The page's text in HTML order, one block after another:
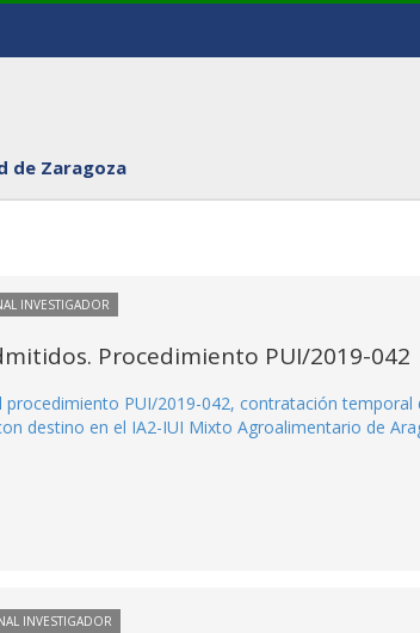
de Zaragoza
INVESTIGADOR
Procedimiento PUI/2019-042
PUI/2019-042, contratación temporal
destino en el IA2-IUI Mixto Agroalimentario de
INVESTIGADOR